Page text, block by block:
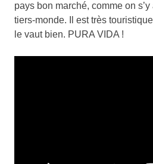
pays bon marché, comme on
tiers-monde. Il est très
le vaut bien. PURA VIDA !